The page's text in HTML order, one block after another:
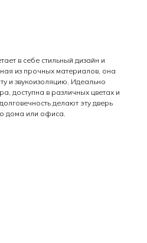
в себе стильный дизайн и
из прочных материалов, она
и звукоизоляцию. Идеально
доступна в различных цветах и
делают эту дверь
дома или офиса.